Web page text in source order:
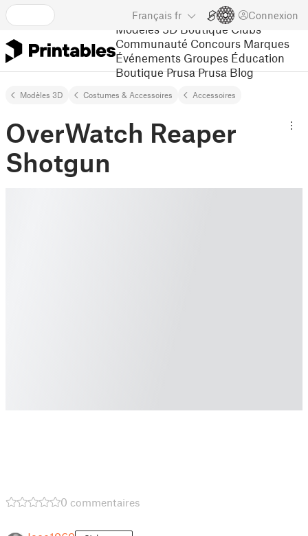
Français fr Connexion
Modèles 3D Boutique Clubs
Communauté Concours Marques
Événements Groupes Éducation
Boutique Prusa Prusa Blog
Modèles 3D Costumes & Accessoires Accessoires
OverWatch Reaper
Shotgun
0 commentaires